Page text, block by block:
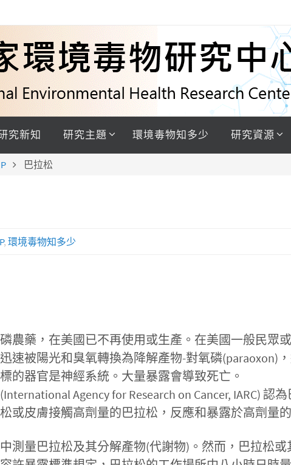
究新知 研究主題 環境毒物知多少 研究資源
P 巴拉松
P, 環境毒物知多少
農藥，在美國已不再使用或生產。在美國一般民眾
速被陽光和臭氧轉換為降解產物-對氧磷(paraoxon)
的器官是神經系統。大量暴露會導致死亡。
Agency for Research on Cancer, IARC) 認
或皮膚接觸高劑量的巴拉松，反應和暴露於高劑量
測量巴拉松及其分解產物(代謝物)。然而，巴拉松